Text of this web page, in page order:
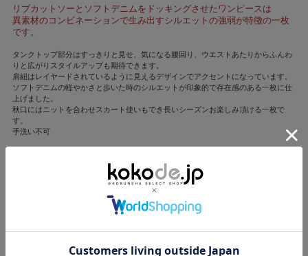
リブカットソーとソフトデニムをドッキングさせたワンピースは
異素材のコンビネーションで生み出すシルエットの強弱が特徴の一枚
です。
タンクトップ部分はすっきりと見せ、気になる腰回り、ウエストあたりからふんわ
りと広がりスタイルアップも期待できます。
肩紐はレイヤードされているように見えるデザインでアクセントになっています。
ソフトデニムの軽やかさと歩いた時のシルエットが印象的で存在感のある一枚に仕
上げました。
秋口にはニットを合わせスカート使いもでき長いシーズンお楽しみ頂ける一枚で
す。
手洗い不可
撮影/柳瀬 渉(UpperCrust)(人物)、前千菜美(静物)